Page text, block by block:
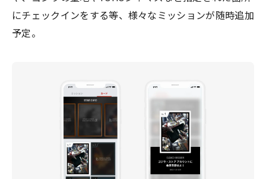
にチェックインをする等、様々なミッションが随時追加
予定。